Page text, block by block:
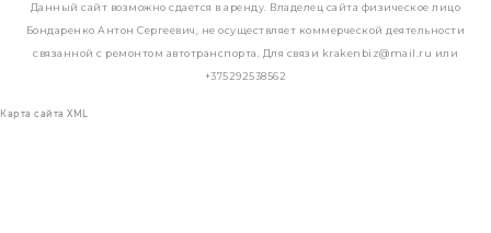
Данный сайт возможно сдается в аренду. Владелец сайта физическое лицо
Бондаренко Антон Сергеевич, не осуществляет коммерческой деятельности
связанной с ремонтом автотранспорта. Для связи krakenbiz@mail.ru или
+375292538562
Карта сайта XML